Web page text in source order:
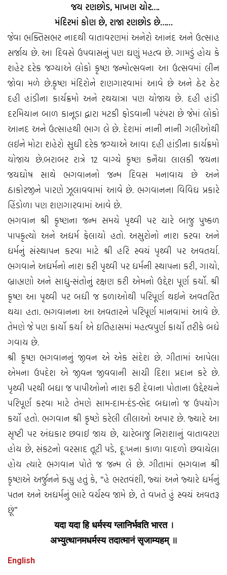
જય રણછોડ,માખણ ચોર….
મંદિરમાં કોણ છે,રાજા રણછોડ છે……
જેવા ભક્તિસભર નાદથી વાતાવરણમાં અનેરો આનંદ અને ઉત્સાહ
સર્જાય છે. આ દિવસે ઉપવાસનું પણ ઘણું મહત્વ છે. ગામડું હોય કે
શહેર દરેક જગ્યાએ લોકો કૃષ્ણ જન્મોત્સવના આ ઉત્સવમાં લીન
જોવા મળે છે.કૃષ્ણ મંદિરોને શણગારવામાં આવે છે અને ઠેર ઠેર
દહી હાંડીના કાર્યક્રમો અને રથયાત્રા પણ યોજાય છે. દહી હાંડી
દરમિયાન બાળ કાનૂડા દ્વારા મટકી ફોડવાની પરંપરા છે જેમાં લોકો
આનદ અને ઉત્સાહથી ભાગ લે છે. દેશમાં નાની નાની ગલીઓથી
લઈને મોટા શહેરો સુધી દરેક જગ્યાએ આવા દહી હાંડીના કાર્યક્રમો
યોજાય છે.બરાબર રાત્રે 12 વાગ્યે કૃષ્ણ કનૈયા લાલકી જયના
જયઘોષ સાથે ભગવાનનો જન્મ દિવસ મનાવાય છે અને
ઠાકોરજીને પારણે ઝૂલાવવામાં આવે છે. ભગવાનના વિવિધ પ્રકારે
હિંડોળા પણ શણગારવામાં આવે છે.
ભગવાન શ્રી કૃષ્ણના જન્મ સમયે પૃથ્વી પર ચારે બાજુ પુષ્કળ
પાપકૃત્યો અને અધર્મ ફેલાયો હતો. અસુરોનો નાશ કરવા અને
ધર્મનું સંસ્થાપન કરવા માટે શ્રી હરિ સ્વયં પૃથ્વી પર અવતર્યા.
ભગવાને અધર્મનો નાશ કરી પૃથ્વી પર ધર્મની સ્થાપના કરી, ગાયો,
બ્રાહ્મણો અને સાધુ-સંતોનું રક્ષણ કરી એમનો ઉદ્દેશ પૂર્ણ કર્યો. શ્રી
કૃષ્ણ આ પૃથ્વી પર બધી જ કળાઓથી પરિપૂર્ણ થઈને અવતરિત
થયા હતા. ભગવાનના આ અવતારને પરિપૂર્ણ માનવામાં આવે છે.
તેમણે જે પણ કાર્યો કર્યા એ ઇતિહાસમાં મહત્વપુર્ણ કાર્યો તરીકે બધે
ગવાય છે.
શ્રી કૃષ્ણ ભગવાનનું જીવન એ એક સંદેશ છે. ગીતામાં આપેલા
એમના ઉપદેશ એ જીવન જીવવાની સાચી દિશા પ્રદાન કરે છે.
પૃથ્વી પરથી બધા જ પાપીઓનો નાશ કરી દેવાના પોતાના ઉદ્દેશ્યને
પરિપૂર્ણ કરવા માટે તેમણે સામ-દામ-દંડ-ભેદ બધાનો જ ઉપયોગ
કર્યો હતો. ભગવાન શ્રી કૃષ્ણે કરેલી લીલાઓ અપાર છે. જ્યારે આ
સૃષ્ટી પર અંધકાર છવાઈ જાય છે, ચારેબાજુ નિરાશાનું વાતાવરણ
હોય છે, સંકટનો વરસાદ તૂટી પડે, દૂઃખના કાળા વાદળો છવાયેલા
હોય ત્યારે ભગવાન પોતે જ જન્મ લે છે. ગીતામાં ભગવાન શ્રી
કૃષ્ણએ અર્જુનને કહ્યુ હતું કે, “હે ભરતવંશી, જ્યાં અને જ્યારે ધર્મનું
પતન અને અધર્મનું ભારે વર્ચસ્વ જામે છે, તે વખતે હું સ્વયં અવતરૂ
છૂં”
यदा यदा हि धर्मस्य ग्लानिर्भवति भारत ।
अभ्युत्थानमधर्मस्य तदात्मानं सृजाम्यहम् ॥
English